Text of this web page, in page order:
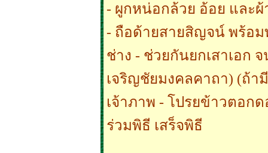
- ผูกหน่อกล้วย อ้อย และ
- ถือด้ายสายสิญจน์ พร้อ
ช่าง - ช่วยกันยกเสาเอก
เจริญชัยมงคลคาถา) (ถ้า
เจ้าภาพ - โปรยข้าวตอก
ร่วมพิธี เสร็จพิธี